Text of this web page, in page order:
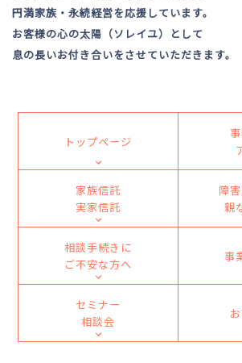
円満家族・永続経営を応援しています。
お客様の心の太陽（ソレイユ）として
息の長いお付き合いをさせていただきます。
トップページ
家族信託
実家信託
障
親
相談手続きに
ご不安な方へ
事
セミナー
相談会